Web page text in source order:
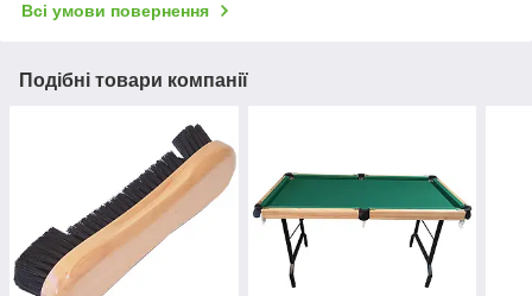
Всі умови повернення
Подібні товари компанії